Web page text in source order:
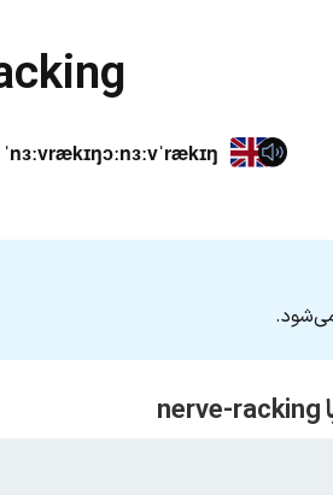
ˈnɜːvrækɪŋɔːnɜːvˈrækɪŋ